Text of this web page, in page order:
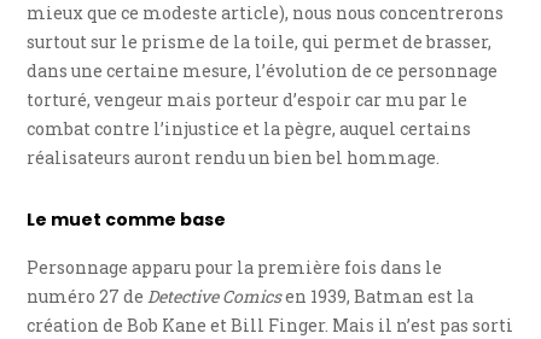
mieux que ce modeste article), nous nous concentrerons
surtout sur le prisme de la toile, qui permet de brasser,
dans une certaine mesure, l’évolution de ce personnage
torturé, vengeur mais porteur d’espoir car mu par le
combat contre l’injustice et la pègre, auquel certains
réalisateurs auront rendu un bien bel hommage.
Le muet comme base
Personnage apparu pour la première fois dans le
numéro 27 deDetective Comicsen 1939, Batman est la
création de Bob Kane et Bill Finger. Mais il n’est pas sorti